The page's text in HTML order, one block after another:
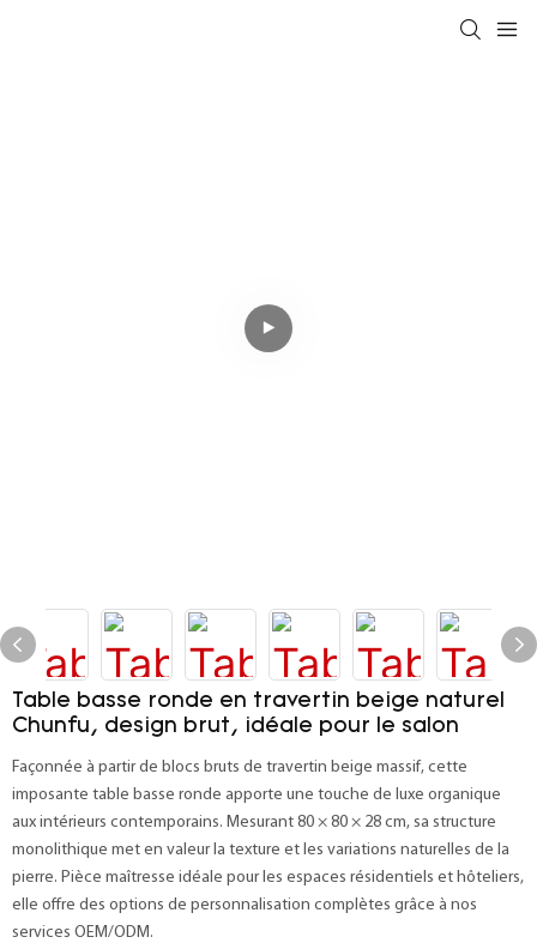
Table basse ronde en travertin beige naturel
Chunfu, design brut, idéale pour le salon
Façonnée à partir de blocs bruts de travertin beige massif, cette
imposante table basse ronde apporte une touche de luxe organique
aux intérieurs contemporains. Mesurant 80 × 80 × 28 cm, sa structure
monolithique met en valeur la texture et les variations naturelles de la
pierre. Pièce maîtresse idéale pour les espaces résidentiels et hôteliers,
elle offre des options de personnalisation complètes grâce à nos
services OEM/ODM.